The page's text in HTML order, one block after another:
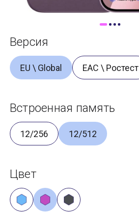
Версия
EU \ Global ЕАС \ Ростест
Встроенная память
12/256 12/512
Цвет